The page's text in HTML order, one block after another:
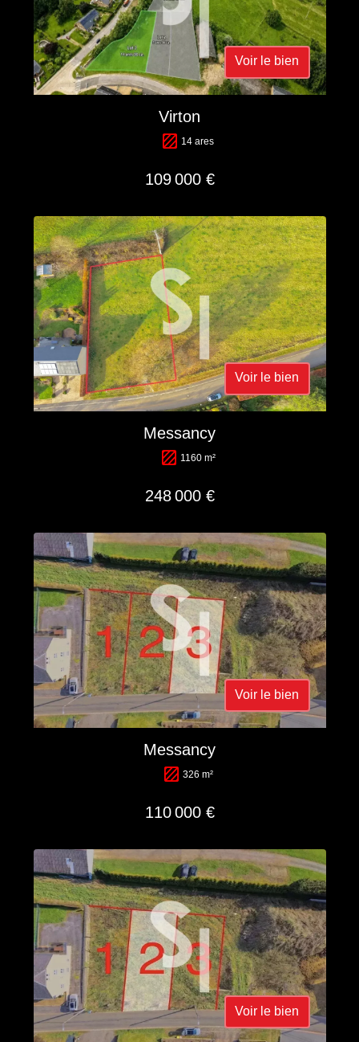
Voir le bien
Virton
14 ares
109 000 €
Voir le bien
Messancy
1160 m²
248 000 €
Voir le bien
Messancy
326 m²
110 000 €
Voir le bien